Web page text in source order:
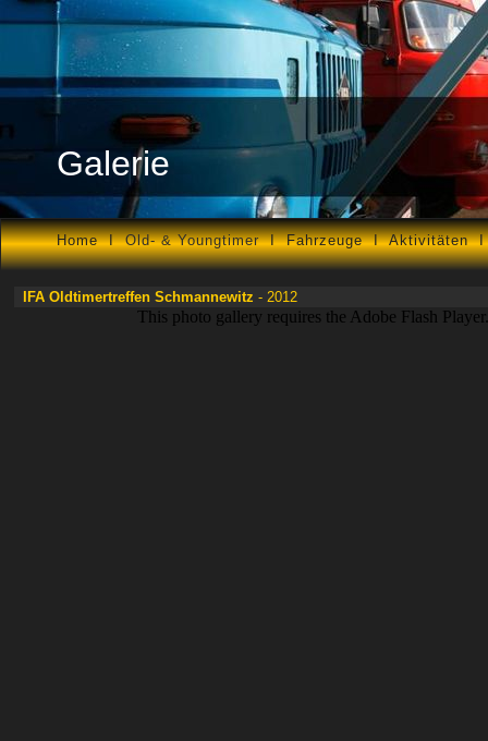
Galerie
HomeIOld- & YoungtimerIFahrzeugeIAktivitäten
IFA Oldtimertreffen Schmannewitz - 2012